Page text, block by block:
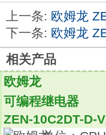
搭载LAN端口等
册。
高精度测量浮游的
1台传感器既可测
ZFV-R5010 传感
放大器单元：单一
型号：NPN
通过智能传感器
上一条: 欧姆龙
下一条: 欧姆龙
相关产品
欧姆龙
可编程继电器
ZEN-10C2DT-D-